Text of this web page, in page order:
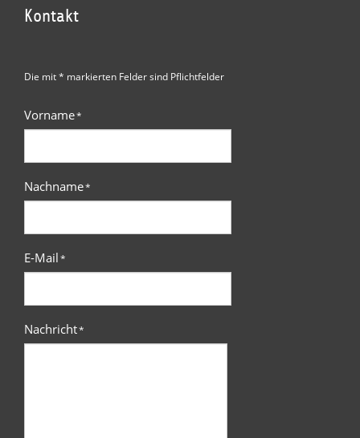
Kontakt
Die mit * markierten Felder sind Pflichtfelder
Vorname*
Nachname*
E-Mail*
Nachricht*